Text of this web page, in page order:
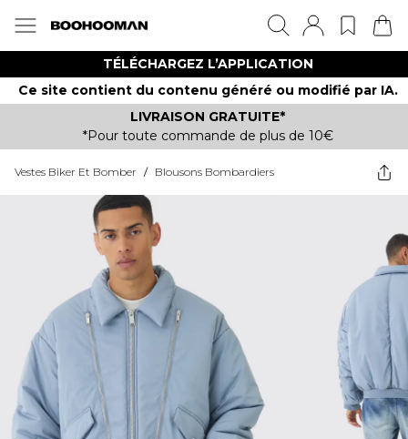
TÉLÉCHARGEZ L’APPLICATION
Ce site contient du contenu généré ou modifié par IA.
LIVRAISON GRATUITE*
*Pour toute commande de plus de 10€
Vestes Biker Et Bomber / Blousons Bombardiers